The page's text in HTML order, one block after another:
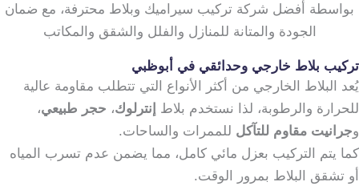
بواسطة أفضل شركة تركيب سيراميك وبلاط محترفة، مع ضمان
الجودة والمتانة للمنازل والفلل والشقق والمكاتب
تركيب بلاط خارجي وحدائقي في أبوظبي
يُعد البلاط الخارجي من أكثر الأنواع التي تتطلب مقاومة عالية
للحرارة والرطوبة، لذا نستخدم بلاط
إنترلوك، حجر طبيعي،
وجرانيت مقاوم للتآكل للممرات والساحات.
كما يتم التركيب بعزل مائي كامل، مما يضمن عدم تسرب المياه
أو تشقق البلاط بمرور الوقت.